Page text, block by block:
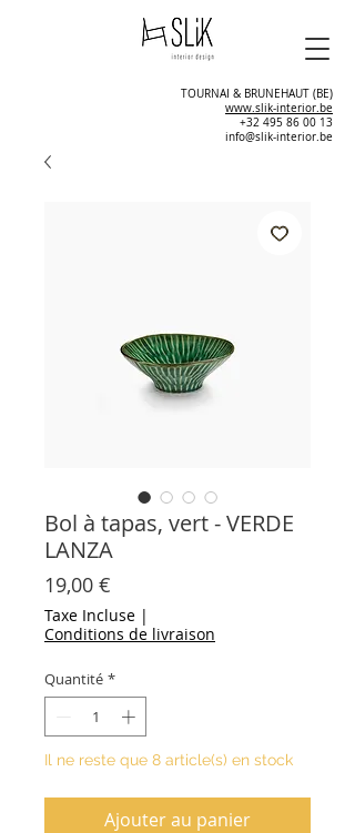
TOURNAI & BRUNEHAUT (BE)
www.slik-interior.be
+32 495 86 00 13
info@slik-interior.be
Bol à tapas, vert - VERDE
LANZA
19,00 €
Taxe Incluse |
Conditions de livraison
Quantité *
Il ne reste que 8 article(s) en stock
Ajouter au panier